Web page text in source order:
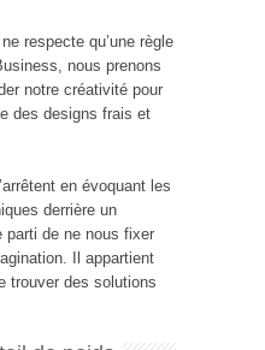
ne respecte qu’une règle
nous prenons
notre créativité pour
des designs frais et
en évoquant les
derrière un
parti de ne nous fixer
Il appartient
trouver des solutions